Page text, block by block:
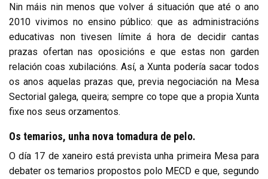
Nin máis nin menos que volver á situación que até o ano
2010 vivimos no ensino público: que as administracións
educativas non tivesen límite á hora de decidir cantas
prazas ofertan nas oposicións e que estas non garden
relación coas xubilacións. Así, a Xunta podería sacar todos
os anos aquelas prazas que, previa negociación na Mesa
Sectorial galega, queira; sempre co tope que a propia Xunta
fixe nos seus orzamentos.
Os temarios, unha nova tomadura de pelo.
O día 17 de xaneiro está prevista unha primeira Mesa para
debater os temarios propostos polo MECD e que, segundo